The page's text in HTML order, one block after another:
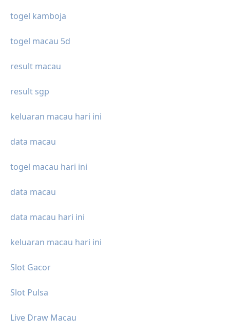
togel kamboja
togel macau 5d
result macau
result sgp
keluaran macau hari ini
data macau
togel macau hari ini
data macau
data macau hari ini
keluaran macau hari ini
Slot Gacor
Slot Pulsa
Live Draw Macau